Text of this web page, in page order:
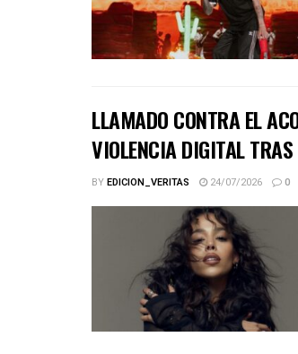
LLAMADO CONTRA EL
VIOLENCIA DIGITAL
BYEDICION_VERITAS 24/07/2026 0